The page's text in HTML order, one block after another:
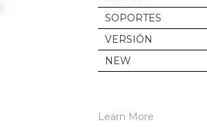
SOPORTES
VERSIÓN
NEW
Learn More